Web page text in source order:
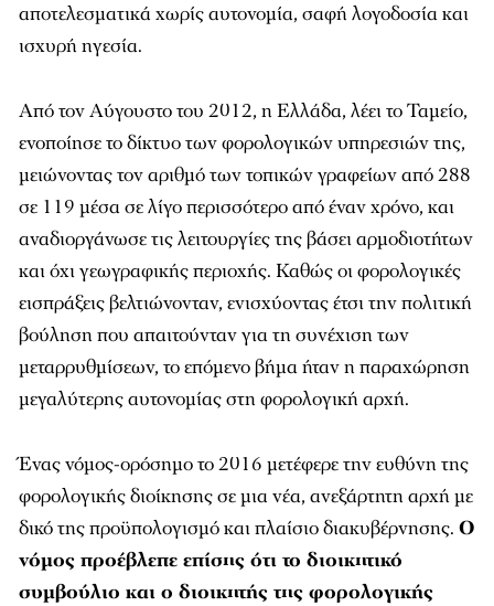
αποτελεσματικά χωρίς αυτονομία, σαφή λογοδοσία και
ισχυρή ηγεσία.
Από τον Αύγουστο του 2012, η Ελλάδα, λέει το Ταμείο,
ενοποίησε το δίκτυο των φορολογικών υπηρεσιών της,
μειώνοντας τον αριθμό των τοπικών γραφείων από 288
σε 119 μέσα σε λίγο περισσότερο από έναν χρόνο, και
αναδιοργάνωσε τις λειτουργίες της βάσει αρμοδιοτήτων
και όχι γεωγραφικής περιοχής. Καθώς οι φορολογικές
εισπράξεις βελτιώνονταν, ενισχύοντας έτσι την πολιτική
βούληση που απαιτούνταν για τη συνέχιση των
μεταρρυθμίσεων, το επόμενο βήμα ήταν η παραχώρηση
μεγαλύτερης αυτονομίας στη φορολογική αρχή.
Ένας νόμος-ορόσημο το 2016 μετέφερε την ευθύνη της
φορολογικής διοίκησης σε μια νέα, ανεξάρτητη αρχή με
δικό της προϋπολογισμό και πλαίσιο διακυβέρνησης. Ο
νόμος προέβλεπε επίσης ότι το διοικητικό
συμβούλιο και ο διοικητής της φορολογικής